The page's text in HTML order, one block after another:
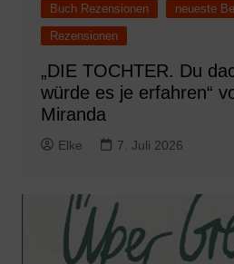
Buch Rezensionen
neueste
Rezensionen
„DIE TOCHTER. Du
würde es je erfahren“
Miranda
Elke 7. Juli 2026